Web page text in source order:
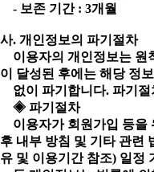
- 보존 기간 : 3개월
사. 개인정보의 파기절차
이용자의 개인정보는 원
이 달성된 후에는 해당 정보
없이 파기합니다. 파기절
◈ 파기절차
이용자가 회원가입 등을
후 내부 방침 및 기타 관련
유 및 이용기간 참조) 일정